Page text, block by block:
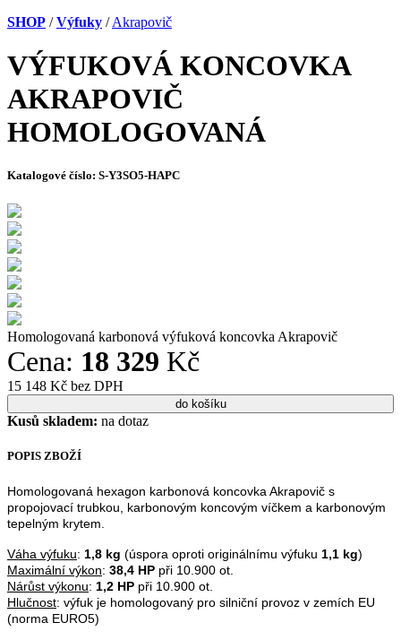
SHOP /Výfuky /Akrapovič
VÝFUKOVÁ KONCOVKA
AKRAPOVIČ
HOMOLOGOVANÁ
Katalogové číslo: S-Y3SO5-HAPC
Homologovaná karbonová výfuková koncovka Akrapovič
Cena: 18 329 Kč
15 148 Kč bez DPH
Kusů skladem: na dotaz
POPIS ZBOŽÍ
Homologovaná hexagon karbonová koncovka Akrapovič s
propojovací trubkou, karbonovým koncovým víčkem a karbonovým
tepelným krytem.
Váha výfuku: 1,8 kg (úspora oproti originálnímu výfuku 1,1 kg)
Maximální výkon: 38,4 HP při 10.900 ot.
Nárůst výkonu: 1,2 HP při 10.900 ot.
Hlučnost: výfuk je homologovaný pro silniční provoz v zemích EU
(norma EURO5)